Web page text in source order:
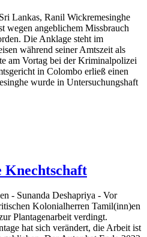
Lankas, Ranil Wickremesinghe
wegen angeblichem Missbrauch
Die Anklage steht im
während seiner Amtszeit als
am Vortag bei der Kriminalpolizei
in Colombo erließ einen
wurde in Untersuchungshaft
Knechtschaft
- Sunanda Deshapriya - Vor
Kolonialherren Tamil(inn)en
Plantagenarbeit verdingt.
hat sich verändert, die Arbeit ist